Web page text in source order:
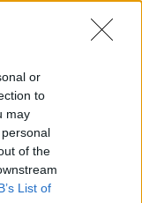
or
to
may
of the
List of